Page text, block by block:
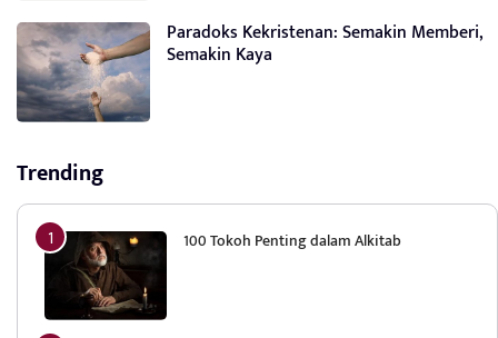
Paradoks Kekristenan: Semakin Memberi,
Semakin Kaya
Trending
100 Tokoh Penting dalam Alkitab